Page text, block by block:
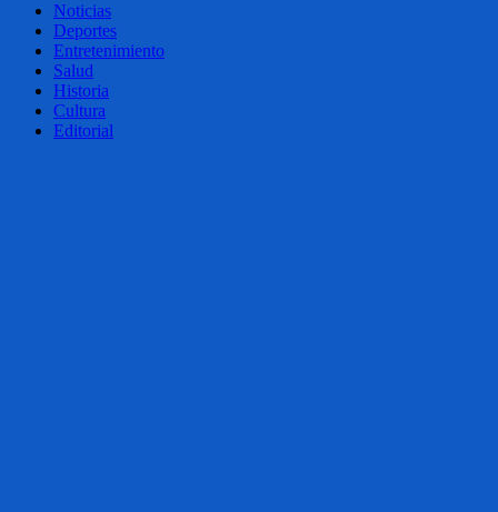
Noticias
Deportes
Entretenimiento
Salud
Historia
Cultura
Editorial